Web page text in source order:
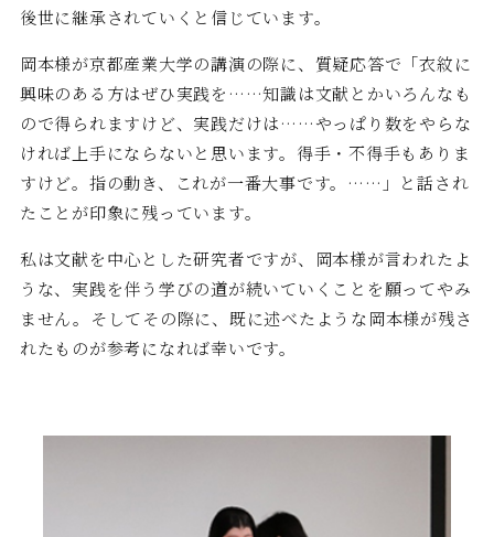
後世に継承されていくと信じています。
岡本様が京都産業大学の講演の際に、質疑応答で「衣紋に
興味のある方はぜひ実践を……知識は文献とかいろんなも
ので得られますけど、実践だけは……やっぱり数をやらな
ければ上手にならないと思います。得手・不得手もありま
すけど。指の動き、これが一番大事です。……」と話され
たことが印象に残っています。
私は文献を中心とした研究者ですが、岡本様が言われたよ
うな、実践を伴う学びの道が続いていくことを願ってやみ
ません。そしてその際に、既に述べたような岡本様が残さ
れたものが参考になれば幸いです。